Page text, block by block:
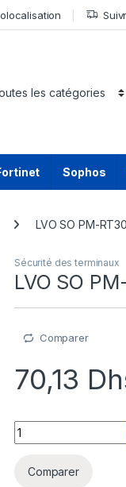
Sophos
LVO SO PM-
Sécurité des terminaux
LVO SO
Comparer
70,13
LVO SO PM-RT30-
Comparer